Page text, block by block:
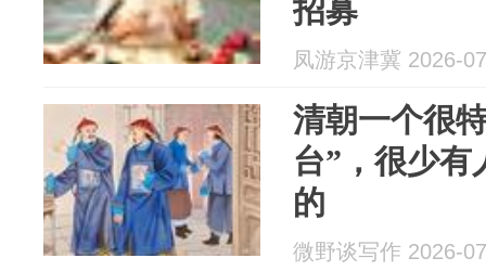
招募
凤游京津冀 2026-
清朝一个很
台”，很少有
的
微野谈写作 2026-